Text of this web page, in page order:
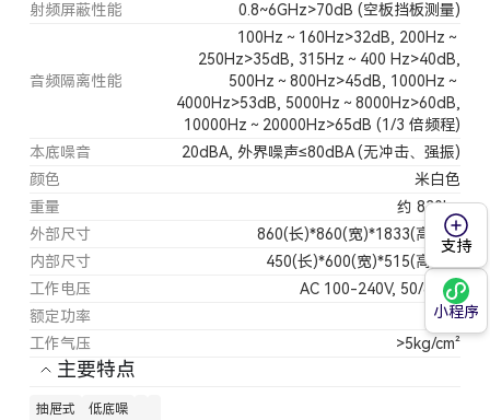
射频屏蔽性能 0.8~6GHz>70dB (空板挡板测量)
音频隔离性能
100Hz～160Hz>32dB, 200Hz～
250Hz>35dB, 315Hz～400 Hz>40dB,
500Hz～800Hz>45dB, 1000Hz～
4000Hz>53dB, 5000Hz～8000Hz>60dB,
10000Hz～20000Hz>65dB (1/3 倍频程)
本底噪音
20dBA, 外界噪声≤80dBA (无冲击、强振)
颜色
米白色
重量
约 830kg
外部尺寸
860(长)*860(宽)*1833(高)mm
内部尺寸
450(长)*600(宽)*515(高)mm
工作电压
AC 100-240V, 50/60Hz
额定功率
15W
工作气压
>5kg/cm²
主要特点
抽屉式 低底噪
支持
小程序